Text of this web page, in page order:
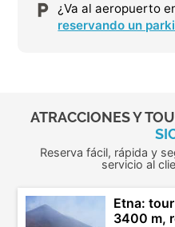
¿Va al aeropuerto
reservando un
ATRACCIONES Y
Reserva fácil, rápida y
servicio al
Etna:
3400 m,